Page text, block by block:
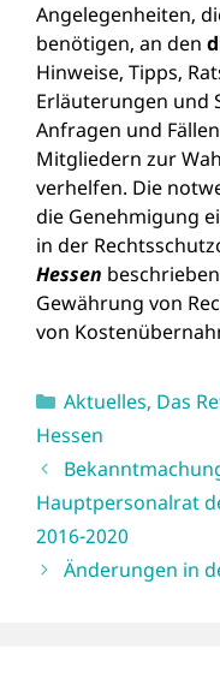
Angelegenheiten,
benötigen, an den
Hinweise, Tipps,
Erläuterungen und
Anfragen und
Mitgliedern zur
verhelfen. Die
die Genehmigung
in der
Hessen
Gewährung von
von
Kategorien
Aktuelles, Das
Hessen
Hauptpersonalrat
2016-2020
Änderungen in